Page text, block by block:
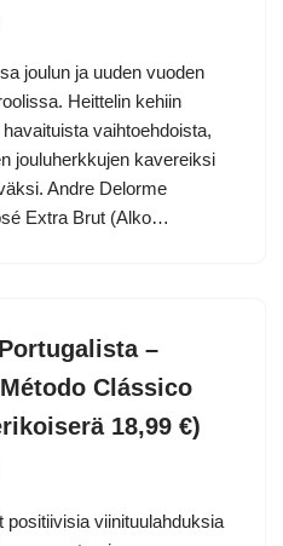
joulun ja uuden vuoden
Heittelin kehiin
vaihtoehdoista,
jouluherkkujen kavereiksi
Andre Delorme
Extra Brut (Alko…
–
Clássico
18,99 €)
positiivisia viinituulahduksia